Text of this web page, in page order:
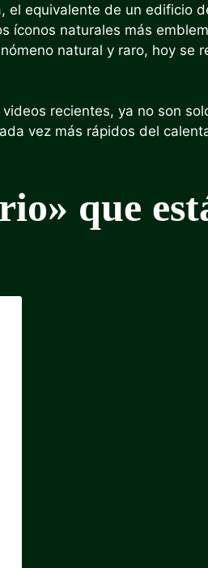
el equivalente de un edificio
íconos naturales más
natural y raro, hoy se
recientes, ya no son
vez más rápidos del
que